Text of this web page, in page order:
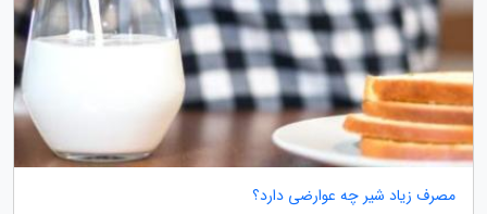
مصرف زیاد شیر چه عوارضی دارد؟